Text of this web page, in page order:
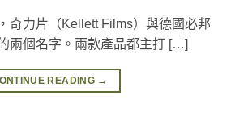
奇力片（Kellett Films）與德國必邦
兩個名字。兩款產品都主打 […]
READING →